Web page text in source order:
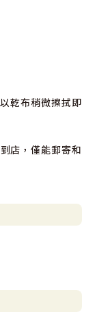
乾布稍微擦拭即
店，僅能郵寄和